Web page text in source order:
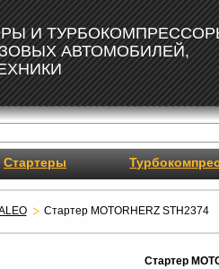
И
АВТОМОБИЛЕЙ,
Стартеры
Стартер MOTORHERZ STH2374
Стартер